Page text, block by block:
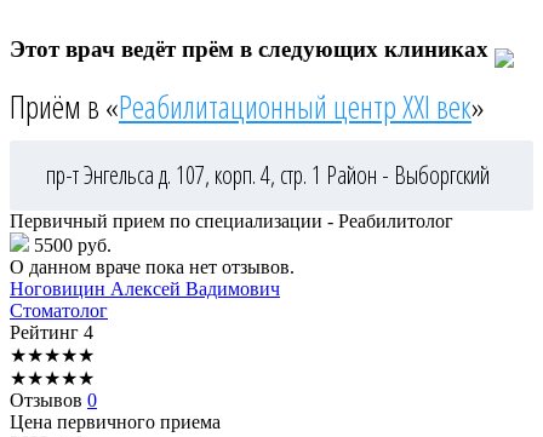
Этот врач ведёт прём в следующих клиниках
Приём в «Реабилитационный центр XXI век»
пр-т Энгельса д. 107, корп. 4, стр. 1 Район - Выборгский
Первичный прием по специализации - Реабилитолог
5500 руб.
О данном враче пока нет отзывов.
Ноговицин Алексей Вадимович
Стоматолог
Рейтинг 4
★★★★★
★★★★★
Отзывов 0
Цена первичного приема